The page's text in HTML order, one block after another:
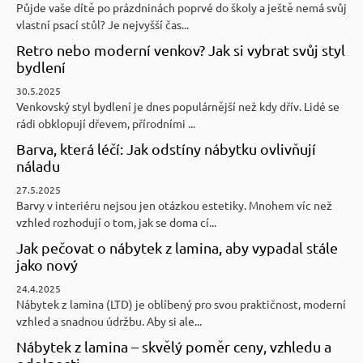
Půjde vaše dítě po prázdninách poprvé do školy a ještě nemá svůj
vlastní psací stůl? Je nejvyšší čas...
Retro nebo moderní venkov? Jak si vybrat svůj styl
bydlení
30.5.2025
Venkovský styl bydlení je dnes populárnější než kdy dřív. Lidé se
rádi obklopují dřevem, přírodními ...
Barva, která léčí: Jak odstíny nábytku ovlivňují
náladu
27.5.2025
Barvy v interiéru nejsou jen otázkou estetiky. Mnohem víc než
vzhled rozhodují o tom, jak se doma cí...
Jak pečovat o nábytek z lamina, aby vypadal stále
jako nový
24.4.2025
Nábytek z lamina (LTD) je oblíbený pro svou praktičnost, moderní
vzhled a snadnou údržbu. Aby si ale...
Nábytek z lamina – skvělý poměr ceny, vzhledu a